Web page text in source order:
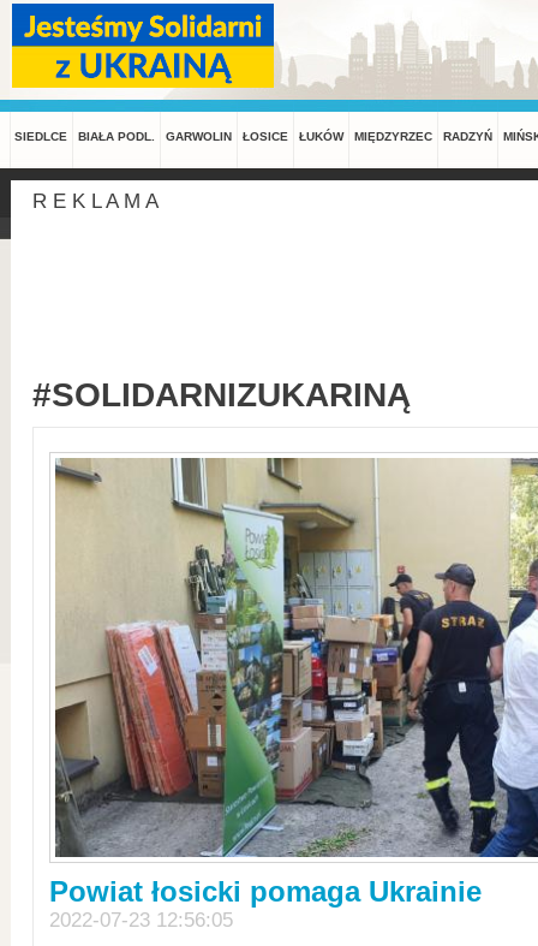
SIEDLCE BIAŁA PODL. GARWOLIN ŁOSICE ŁUKÓW MIĘDZYRZEC RADZYŃ
R E K L A M A
#SOLIDARNIZUKARINĄ
Powiat łosicki pomaga Ukrainie
2022-07-23 12:56:05